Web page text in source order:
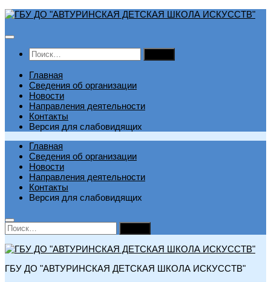
Перейти
содержимому
Найти:
Главная
Сведения об организации
Новости
Направления деятельности
Контакты
Версия для слабовидящих
Главная
Сведения об организации
Новости
Направления деятельности
Контакты
Версия для слабовидящих
Найти:
ГБУ ДО "АВТУРИНСКАЯ ДЕТСКАЯ ШКОЛА ИСКУССТВ"